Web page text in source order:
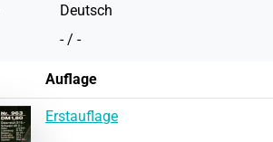
Deutsch
- / -
Auflage
Erstauflage